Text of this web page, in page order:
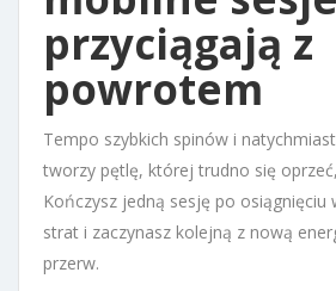
przyciągają z
powrotem
Tempo szybkich spinów i
tworzy pętlę, której trudno się
Kończysz jedną sesję po osiągnięciu
strat i zaczynasz kolejną z nową
przerw.